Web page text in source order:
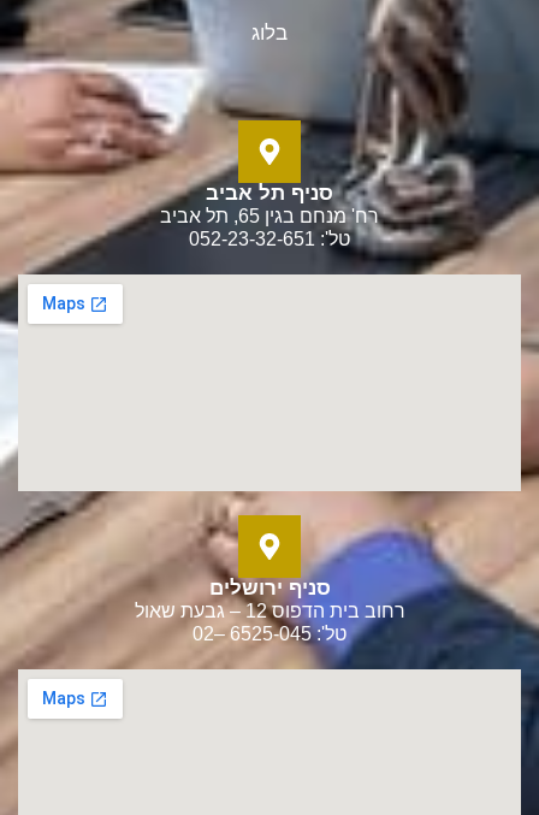
בלוג
סניף תל אביב
רח' מנחם בגין 65, תל אביב
טל': 052-23-32-651
סניף ירושלים
רחוב בית הדפוס 12 – גבעת שאול
טל': 6525-045 –02